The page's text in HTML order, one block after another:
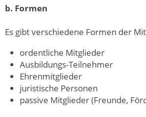
b. Formen
Es gibt verschiedene Formen der
ordentliche Mitglieder
Ausbildungs-Teilnehmer
Ehrenmitglieder
juristische Personen
passive Mitglieder (Freunde,